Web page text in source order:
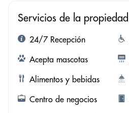
Servicios de la propiedad
24/7 Recepción
Acepta mascotas
Alimentos y bebidas
Centro de negocios